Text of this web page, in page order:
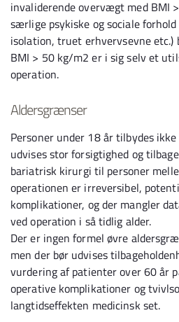
invaliderende overvægt med BMI
særlige psykiske og sociale
isolation, truet erhvervsevne
BMI > 50 kg/m2 er i sig selv et
operation.
Aldersgrænser
Personer under 18 år tilbydes
udvises stor forsigtighed og
bariatrisk kirurgi til personer
operationen er irreversibel,
komplikationer, og der mangler
ved operation i så tidlig alder.
Der er ingen formel øvre
men der bør udvises
vurdering af patienter over 60 år
operative komplikationer og
langtidseffekten medicinsk set.